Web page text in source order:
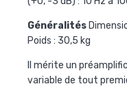
Généralités
Poids : 30,5 kg
Il mérite un
variable de tout